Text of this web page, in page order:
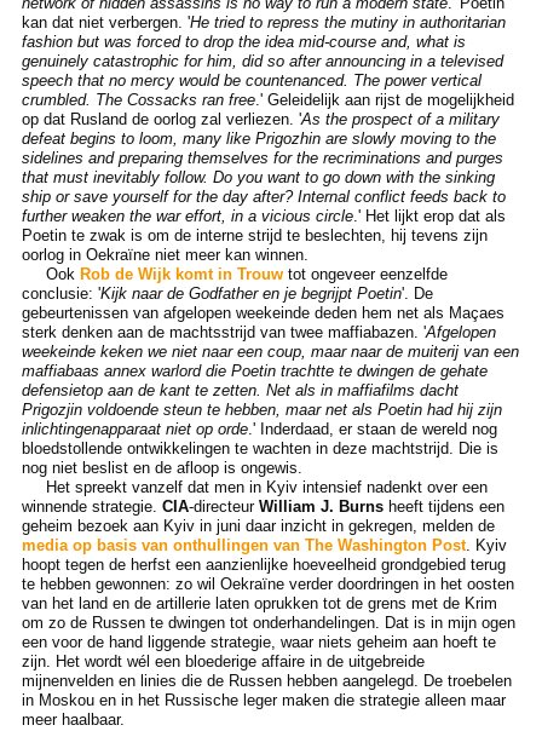
kan dat niet verbergen. 'He tried to repress the mutiny in authoritarian
fashion but was forced to drop the idea mid-course and, what is
genuinely catastrophic for him, did so after announcing in a televised
speech that no mercy would be countenanced. The power vertical
crumbled. The Cossacks ran free.' Geleidelijk aan rijst de mogelijkheid
op dat Rusland de oorlog zal verliezen. 'As the prospect of a military
defeat begins to loom, many like Prigozhin are slowly moving to the
sidelines and preparing themselves for the recriminations and purges
that must inevitably follow. Do you want to go down with the sinking
ship or save yourself for the day after? Internal conflict feeds back to
further weaken the war effort, in a vicious circle.' Het lijkt erop dat als
Poetin te zwak is om de interne strijd te beslechten, hij tevens zijn
oorlog in Oekraïne niet meer kan winnen.
Ook Rob de Wijk komt in Trouwtot ongeveer eenzelfde
conclusie: 'Kijk naar de Godfather en je begrijpt Poetin'. De
gebeurtenissen van afgelopen weekeinde deden hem net als Maçaes
sterk denken aan de machtsstrijd van twee maffiabazen. 'Afgelopen
weekeinde keken we niet naar een coup, maar naar de muiterij van een
maffiabaas annex warlord die Poetin trachtte te dwingen de gehate
defensietop aan de kant te zetten. Net als in maffiafilms dacht
Prigozjin voldoende steun te hebben, maar net als Poetin had hij zijn
inlichtingenapparaat niet op orde.' Inderdaad, er staan de wereld nog
bloedstollende ontwikkelingen te wachten in deze machtstrijd. Die is
nog niet beslist en de afloop is ongewis.
Het spreekt vanzelf dat men in Kyiv intensief nadenkt over een
winnende strategie. CIA-directeur William J. Burnsheeft tijdens een
geheim bezoek aan Kyiv in juni daar inzicht in gekregen, melden de
media op basis van onthullingen van The Washington Post. Kyiv
hoopt tegen de herfst een aanzienlijke hoeveelheid grondgebied terug
te hebben gewonnen: zo wil Oekraïne verder doordringen in het oosten
van het land en de artillerie laten oprukken tot de grens met de Krim
om zo de Russen te dwingen tot onderhandelingen. Dat is in mijn ogen
een voor de hand liggende strategie, waar niets geheim aan hoeft te
zijn. Het wordt wél een bloederige affaire in de uitgebreide
mijnenvelden en linies die de Russen hebben aangelegd. De troebelen
in Moskou en in het Russische leger maken die strategie alleen maar
meer haalbaar.